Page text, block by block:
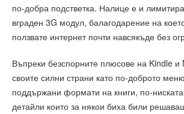
по-добра подстветка. Налице е и
вграден 3G модул, балагодарение на
ползвате интернет почти навсякъде без
Въпреки безспорните плюсове на Kindle и
своите силни страни като по-доброто
поддържани формати на книги, по-
детайли които за някои биха били